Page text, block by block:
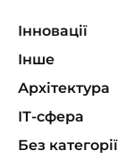
Інновації
Інше
Архітектура
ІТ-сфера
Без категорії